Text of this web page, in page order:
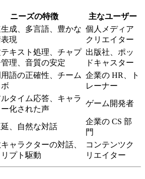
ニーズの特徴
主なユーザー
成、多言語、豊かな
現
個人メディア
クリエイター
キスト処理、チャプ
管理、音質の安定
出版社、ポッ
ドキャスター
語の正確性、チーム 企業の HR、ト
レーナー
ルタイム応答、キャラ
ー化された声
ゲーム開発者
、自然な対話
企業の CS 部
門
ャラクターの対話、
プト駆動
コンテンツク
リエイター